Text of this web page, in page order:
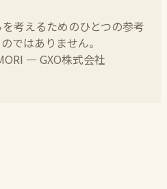
考えるためのひとつの参考
ではありません。
— GXO株式会社